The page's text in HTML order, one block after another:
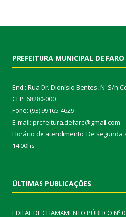
PREFEITURA MUNICIPAL DE FARO
End.: Rua Dr. Dionísio Bentes, Nº S/n
CEP: 68280-000
Fone: (93) 99165-4629
E-mail: prefeitura.defaro@gmail.com
Horário de atendimento: De segunda
14:00hs
ÚLTIMAS PUBLICAÇÕES
EDITAL DE CHAMAMENTO PÚBLICO